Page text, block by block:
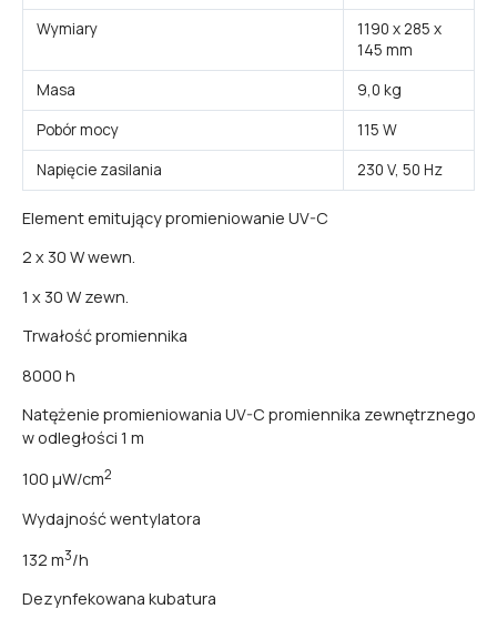
Wymiary
1190 x 285 x
145 mm
Masa
9,0 kg
Pobór mocy
115 W
Napięcie zasilania
230 V, 50 Hz
Element emitujący promieniowanie UV-C
2 x 30 W wewn.
1 x 30 W zewn.
Trwałość promiennika
8000 h
Natężenie promieniowania UV-C promiennika zewnętrznego
w odległości 1 m
100 µW/cm2
Wydajność wentylatora
132 m3/h
Dezynfekowana kubatura